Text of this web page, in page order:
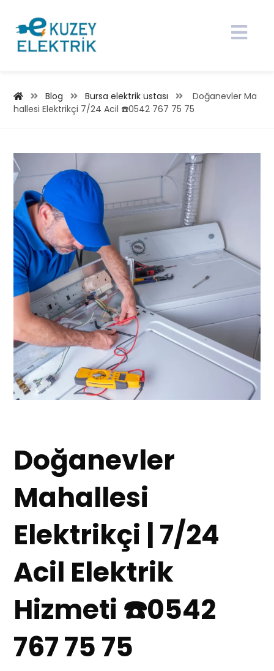
Blog Bursa elektrik ustası
Doğanevler Ma
hallesi Elektrikçi 7/24 Acil ☎️0542 767 75 75
Doğanevler
Mahallesi
Elektrikçi | 7/24
Acil Elektrik
Hizmeti ☎️0542
767 75 75